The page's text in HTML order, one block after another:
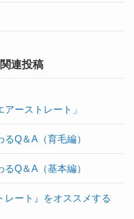
連投稿
ーストレート」
Q＆A（育毛編）
Q＆A（基本編）
レート』をオススメする